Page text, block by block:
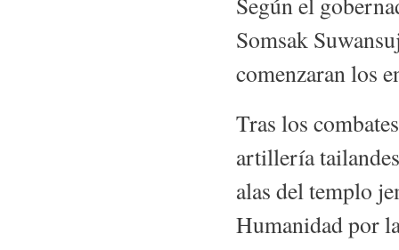
Somsak
comenzaran los
Tras los
artillería
alas del templo
Humanidad por